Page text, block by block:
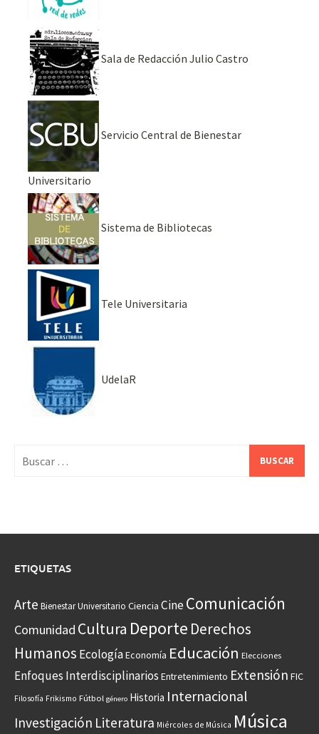
Sala de Redacción Julio Castro
Servicio Central de Bienestar
Universitario
Sistema de Bibliotecas
Tele Universitaria
UdelaR
ETIQUETAS
Arte Bienestar Universitario Ciencia CineComunicación
Comunidad Cultura Deporte Derechos
Humanos EcologíaEconomía Educación Elecciones
Enfoques Interdisciplinarios Entretenimiento Extensión FIC
Filosofía Frikismo Fútbol género Historia Internacional
Investigación Literatura Miércoles de Música Música